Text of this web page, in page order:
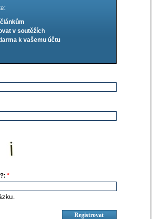
v soutěžích
k vašemu účtu
*